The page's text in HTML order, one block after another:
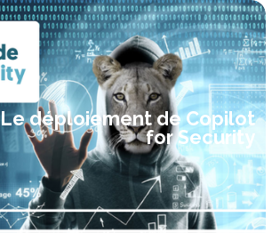
Le déploiement de Copilot
for Security